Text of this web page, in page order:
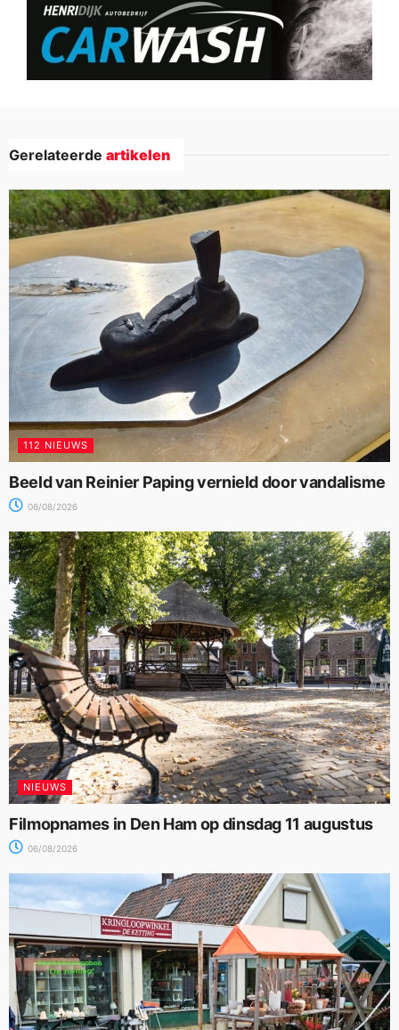
Gerelateerde artikelen
112 NIEUWS
Beeld van Reinier Paping vernield door vandalisme
06/08/2026
NIEUWS
Filmopnames in Den Ham op dinsdag 11 augustus
06/08/2026